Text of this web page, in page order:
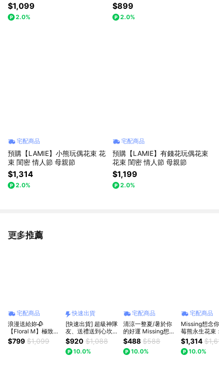
$1,099
2.0%
$899
2.0%
宅配商品
預購【LAMIE】小熊玩偶花束 花
束 閨密 情人節 母親節
$1,314
2.0%
宅配商品
預購【LAMIE】有錢花玩偶花束
花束 閨密 情人節 母親節
$1,199
2.0%
更多推薦
看更多
宅配商品
浪漫送給妳🥀
【Floral M】極致浪
漫香水玫瑰花束 獅
子座生日快樂 情人
$799 $1,099
快速出貨
[快速出貨] 超級神隊
友、送禮送到心坎裡
【920 永恆芬芳】
Missing想念你｜美
樂蒂波波球花束(預
$920 $1,088
10.0%
宅配商品
清涼一整夏/暑於你
的好運 Missing想念
你｜(迷你口袋花束)
碎冰藍玫瑰圓：360
度零死角的愛，讓浪
$488 $588
10.0%
宅配商品
Missing想念
莓熊永生花束
爆擊告白，送
的另一半 (預
$1,314
10.0%